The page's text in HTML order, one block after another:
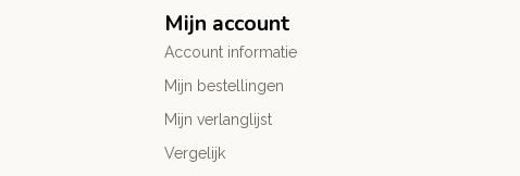
Mijn account
Account informatie
Mijn bestellingen
Mijn verlanglijst
Vergelijk